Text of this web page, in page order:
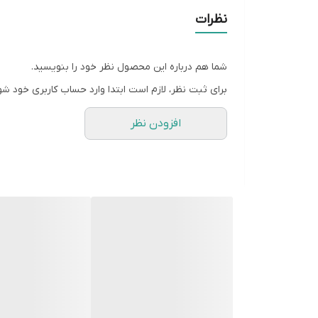
نظرات
شما هم درباره این محصول نظر خود را بنویسید.
برای ثبت نظر، لازم است ابتدا وارد حساب کاربری خود
افزودن نظر